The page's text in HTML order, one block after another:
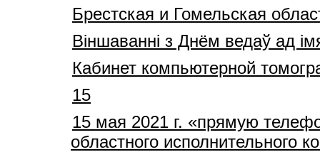
Брестская и Гомельская
Віншаванні з Днём ведаў ад
Кабинет компьютерной
15
15 мая 2021 г. «прямую
областного исполнительного